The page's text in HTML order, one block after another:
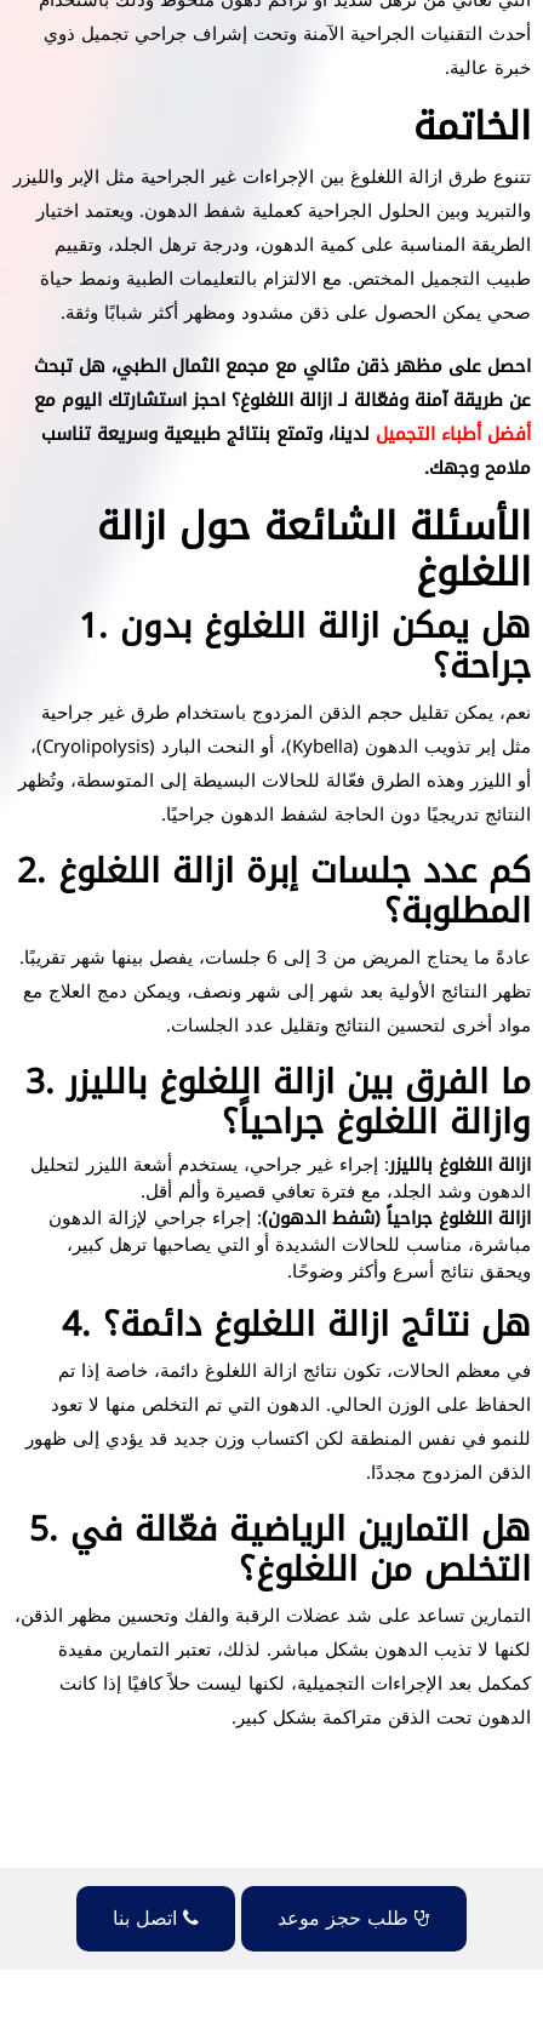
أحدث التقنيات الجراحية الآمنة وتحت إشراف جراحي تجميل ذوي
خبرة عالية.
الخاتمة
تتنوع طرق ازالة اللغلوغ بين الإجراءات غير الجراحية مثل الإبر والليزر
والتبريد وبين الحلول الجراحية كعملية شفط الدهون. ويعتمد اختيار
الطريقة المناسبة على كمية الدهون، ودرجة ترهل الجلد، وتقييم
طبيب التجميل المختص. مع الالتزام بالتعليمات الطبية ونمط حياة
صحي يمكن الحصول على ذقن مشدود ومظهر أكثر شبابًا وثقة.
احصل على مظهر ذقن مثالي مع مجمع الثمال الطبي، هل تبحث
عن طريقة آمنة وفعّالة لـ ازالة اللغلوغ؟ احجز استشارتك اليوم مع
أفضل أطباء التجميل لدينا، وتمتع بنتائج طبيعية وسريعة تناسب
ملامح وجهك.
الأسئلة الشائعة حول ازالة
اللغلوغ
1. هل يمكن ازالة اللغلوغ بدون
جراحة؟
نعم، يمكن تقليل حجم الذقن المزدوج باستخدام طرق غير جراحية
مثل إبر تذويب الدهون (Kybella)، أو النحت البارد (Cryolipolysis)،
أو الليزر وهذه الطرق فعّالة للحالات البسيطة إلى المتوسطة، وتُظهر
النتائج تدريجيًا دون الحاجة لشفط الدهون جراحيًا.
2. كم عدد جلسات إبرة ازالة اللغلوغ
المطلوبة؟
عادةً ما يحتاج المريض من 3 إلى 6 جلسات، يفصل بينها شهر تقريبًا.
تظهر النتائج الأولية بعد شهر إلى شهر ونصف، ويمكن دمج العلاج مع
مواد أخرى لتحسين النتائج وتقليل عدد الجلسات.
3. ما الفرق بين ازالة اللغلوغ بالليزر
وازالة اللغلوغ جراحياً؟
ازالة اللغلوغ بالليزر: إجراء غير جراحي، يستخدم أشعة الليزر لتحليل
الدهون وشد الجلد، مع فترة تعافي قصيرة وألم أقل.
ازالة اللغلوغ جراحياً (شفط الدهون): إجراء جراحي لإزالة الدهون
مباشرة، مناسب للحالات الشديدة أو التي يصاحبها ترهل كبير،
ويحقق نتائج أسرع وأكثر وضوحًا.
4. هل نتائج ازالة اللغلوغ دائمة؟
في معظم الحالات، تكون نتائج ازالة اللغلوغ دائمة، خاصة إذا تم
الحفاظ على الوزن الحالي. الدهون التي تم التخلص منها لا تعود
للنمو في نفس المنطقة لكن اكتساب وزن جديد قد يؤدي إلى ظهور
الذقن المزدوج مجددًا.
5. هل التمارين الرياضية فعّالة في
التخلص من اللغلوغ؟
التمارين تساعد على شد عضلات الرقبة والفك وتحسين مظهر الذقن،
لكنها لا تذيب الدهون بشكل مباشر. لذلك، تعتبر التمارين مفيدة
كمكمل بعد الإجراءات التجميلية، لكنها ليست حلاً كافيًا إذا كانت
الدهون تحت الذقن متراكمة بشكل كبير.
طلب حجز موعد اتصل بنا